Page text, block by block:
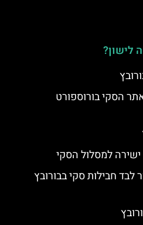
לישון?
הסקי בורוספורט
ישירה למסלול הסקי
לבד חבילות סקי בבורובץ